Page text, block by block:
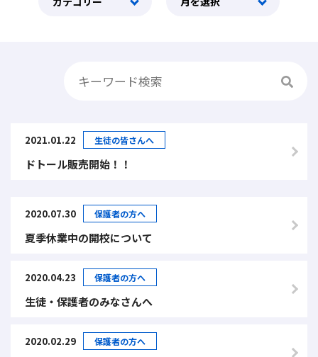
2021.01.22 生徒の皆さんへ
ドトール販売開始！！
2020.07.30 保護者の方へ
夏季休業中の開校について
2020.04.23 保護者の方へ
生徒・保護者のみなさんへ
2020.02.29 保護者の方へ